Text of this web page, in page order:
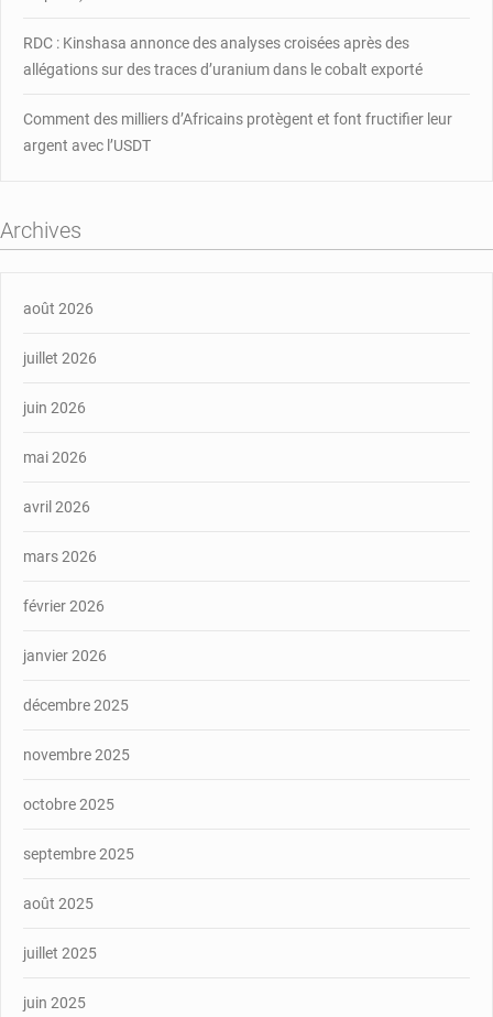
RDC : Kinshasa annonce des analyses croisées après des
allégations sur des traces d’uranium dans le cobalt exporté
Comment des milliers d’Africains protègent et font fructifier leur
argent avec l’USDT
Archives
août 2026
juillet 2026
juin 2026
mai 2026
avril 2026
mars 2026
février 2026
janvier 2026
décembre 2025
novembre 2025
octobre 2025
septembre 2025
août 2025
juillet 2025
juin 2025